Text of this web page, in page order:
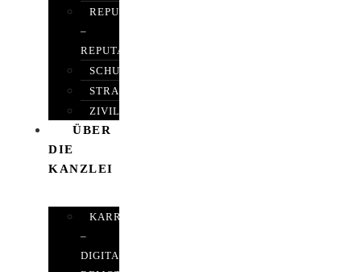
REPUTATIONSRECHT
–
REPUTATIONSMANAGEMENT
SCHUFARECHT
STRAFRECHT
ZIVILRECHT
ÜBER
DIE
KANZLEI
KARRIERE
–
DIGITAL,